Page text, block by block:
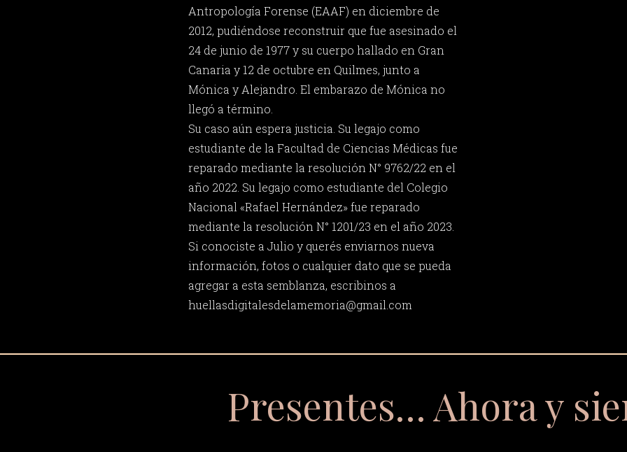
Antropología Forense (EAAF) en diciembre de
2012, pudiéndose reconstruir que fue asesinado el
24 de junio de 1977 y su cuerpo hallado en Gran
Canaria y 12 de octubre en Quilmes, junto a
Mónica y Alejandro. El embarazo de Mónica no
llegó a término.
Su caso aún espera justicia. Su legajo como
estudiante de la Facultad de Ciencias Médicas fue
reparado mediante la resolución N° 9762/22 en el
año 2022. Su legajo como estudiante del Colegio
Nacional «Rafael Hernández» fue reparado
mediante la resolución N° 1201/23 en el año 2023.
Si conociste a Julio y querés enviarnos nueva
información, fotos o cualquier dato que se pueda
agregar a esta semblanza, escribinos a
huellasdigitalesdelamemoria@gmail.com
Presentes… Ahora y